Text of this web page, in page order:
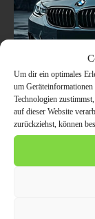
Um dir ein optimales
um
Technologien
auf dieser Website
zurückziehst, können
Verkauf
AUTO / VERKEHR
In Duisburg bieten
Bewertung von